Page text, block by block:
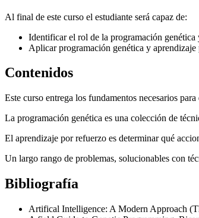
Al final de este curso el estudiante será capaz de:
Identificar el rol de la programación
Aplicar programación genética y
Contenidos
Este curso entrega los fundamentos necesarios
La programación genética es una colección de
El aprendizaje por refuerzo es determinar qué
Un largo rango de problemas, solucionables con
Bibliografía
Artifical Intelligence: A Modern Approach